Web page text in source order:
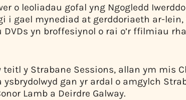
o leoliadau gofal yng Ngogledd
i gael mynediad at gerddoriaeth ar-
yn broffesiynol o rai o’r ffilmiau
teitl y Strabane Sessions, allan ym mis
gan yr ardal o amgylch
Lamb a Deirdre Galway.